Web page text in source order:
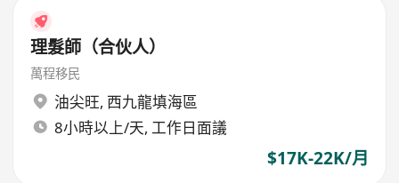
理髮師（合伙人）
萬程移民
油尖旺, 西九龍填海區
8小時以上/天, 工作日面議
$17K-22K/月